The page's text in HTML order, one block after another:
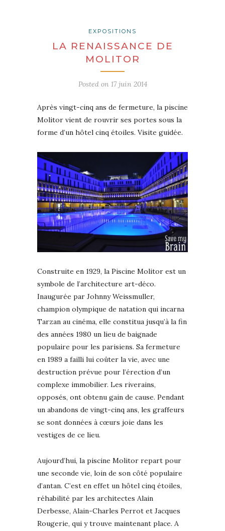
EXPOSITIONS
LA RENAISSANCE DE
MOLITOR
Posted on 17 juin 2014
Après vingt-cinq ans de fermeture, la piscine
Molitor vient de rouvrir ses portes sous la
forme d’un hôtel cinq étoiles. Visite guidée.
Construite en 1929, la Piscine Molitor est un
symbole de l’architecture art-déco.
Inaugurée par Johnny Weissmuller,
champion olympique de natation qui incarna
Tarzan au cinéma, elle constitua jusqu’à la fin
des années 1980 un lieu de baignade
populaire pour les parisiens. Sa fermeture
en 1989 a failli lui coûter la vie, avec une
destruction prévue pour l’érection d’un
complexe immobilier. Les riverains,
opposés, ont obtenu gain de cause. Pendant
un abandons de vingt-cinq ans, les graffeurs
se sont données à cœurs joie dans les
vestiges de ce lieu.
Aujourd’hui, la piscine Molitor repart pour
une seconde vie, loin de son côté populaire
d’antan. C’est en effet un hôtel cinq étoiles,
réhabilité par les architectes Alain
Derbesse, Alain-Charles Perrot et Jacques
Rougerie, qui y trouve maintenant place. A